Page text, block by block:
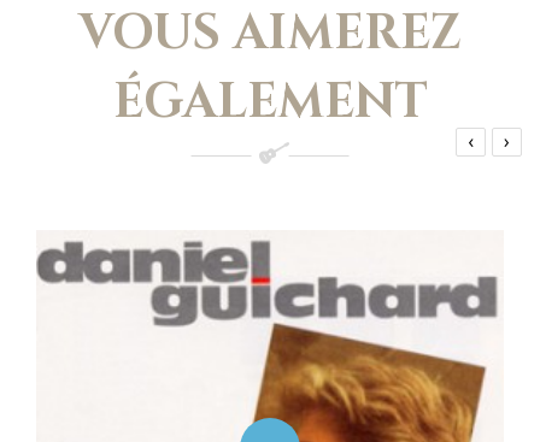
VOUS AIMEREZ
ÉGALEMENT
‹ ›